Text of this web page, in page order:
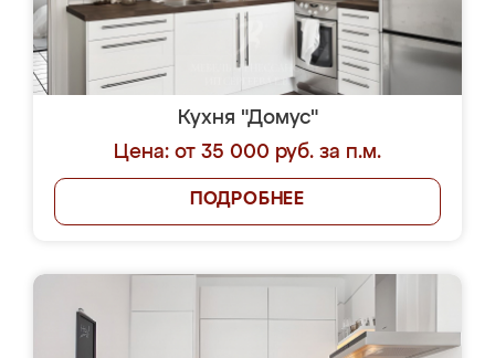
Кухня "Домус"
Цена: от 35 000 руб. за п.м.
ПОДРОБНЕЕ